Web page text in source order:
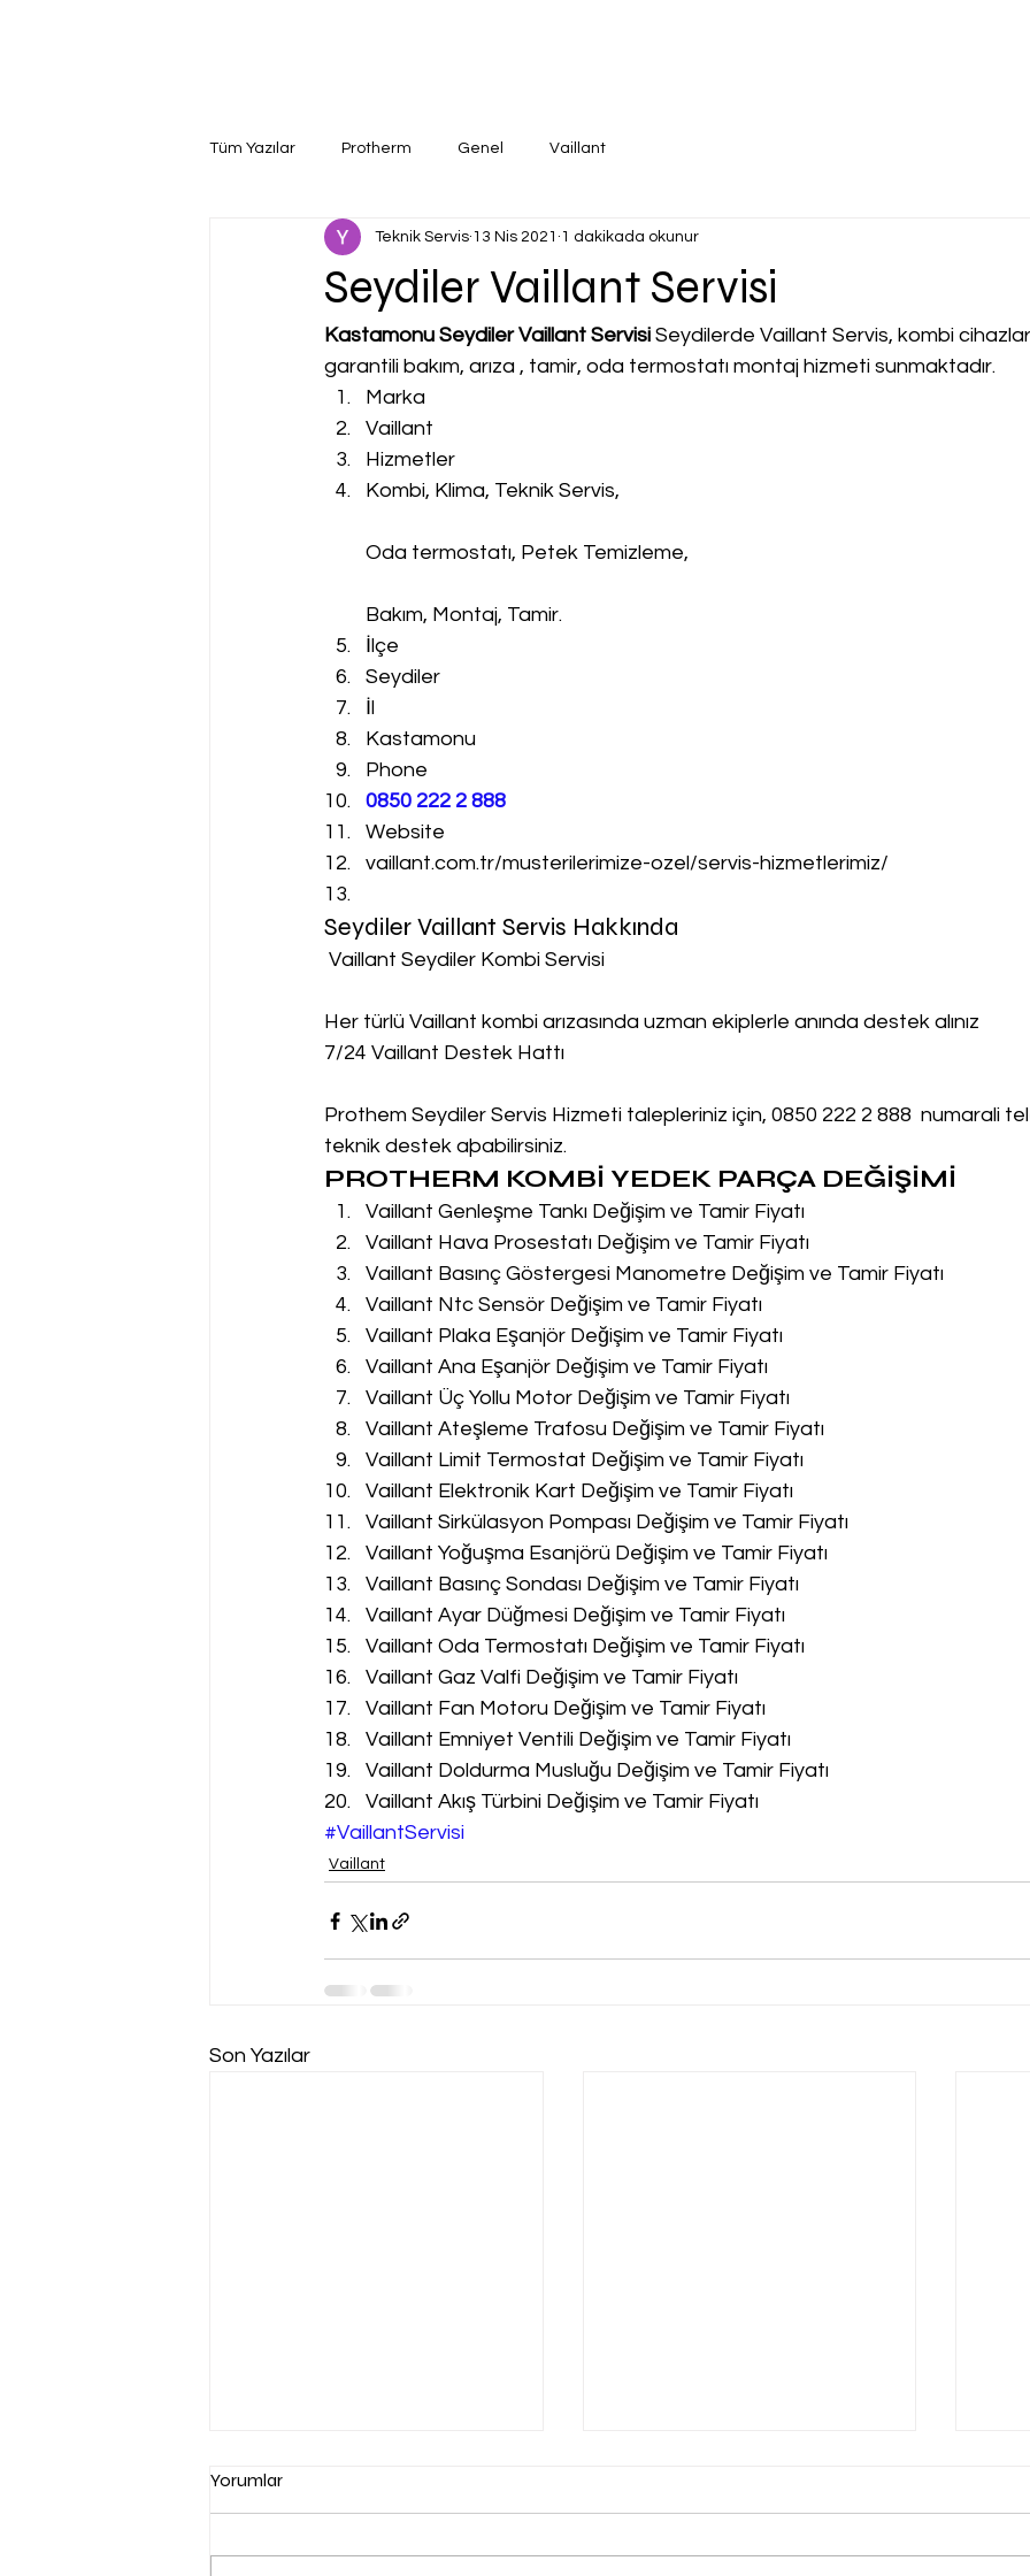
Tüm Yazılar Protherm Genel Vaillant
Seydiler Vaillant Servisi
Teknik Servis 13 Nis 2021 1 dakikada okunur
Kastamonu Seydiler Vaillant Servisi Seydilerde Vaillant Servis, kombi
garantili bakım, arıza , tamir, oda termostatı montaj hizmeti sunmaktadır.
Marka
Vaillant
Hizmetler
Kombi, Klima, Teknik Servis,
Oda termostatı, Petek Temizleme,
Bakım, Montaj, Tamir.
İlçe
Seydiler
İl
Kastamonu
Phone
0850 222 2 888
Website
vaillant.com.tr/musterilerimize-ozel/servis-hizmetlerimiz/
Seydiler Vaillant Servis Hakkında
Vaillant Seydiler Kombi Servisi
Her türlü Vaillant kombi arızasında uzman ekiplerle anında destek alınız
7/24 Vaillant Destek Hattı
Prothem Seydiler Servis Hizmeti talepleriniz için, 0850 222 2 888  numarali
teknik destek aþabilirsiniz.
PROTHERM KOMBİ YEDEK PARÇA DEĞİŞİMİ
Vaillant Genleşme Tankı Değişim ve Tamir Fiyatı
Vaillant Hava Prosestatı Değişim ve Tamir Fiyatı
Vaillant Basınç Göstergesi Manometre Değişim ve Tamir Fiyatı
Vaillant Ntc Sensör Değişim ve Tamir Fiyatı
Vaillant Plaka Eşanjör Değişim ve Tamir Fiyatı
Vaillant Ana Eşanjör Değişim ve Tamir Fiyatı
Vaillant Üç Yollu Motor Değişim ve Tamir Fiyatı
Vaillant Ateşleme Trafosu Değişim ve Tamir Fiyatı
Vaillant Limit Termostat Değişim ve Tamir Fiyatı
Vaillant Elektronik Kart Değişim ve Tamir Fiyatı
Vaillant Sirkülasyon Pompası Değişim ve Tamir Fiyatı
Vaillant Yoğuşma Esanjörü Değişim ve Tamir Fiyatı
Vaillant Basınç Sondası Değişim ve Tamir Fiyatı
Vaillant Ayar Düğmesi Değişim ve Tamir Fiyatı
Vaillant Oda Termostatı Değişim ve Tamir Fiyatı
Vaillant Gaz Valfi Değişim ve Tamir Fiyatı
Vaillant Fan Motoru Değişim ve Tamir Fiyatı
Vaillant Emniyet Ventili Değişim ve Tamir Fiyatı
Vaillant Doldurma Musluğu Değişim ve Tamir Fiyatı
Vaillant Akış Türbini Değişim ve Tamir Fiyatı
#VaillantServisi
Vaillant
Son Yazılar
Yorumlar